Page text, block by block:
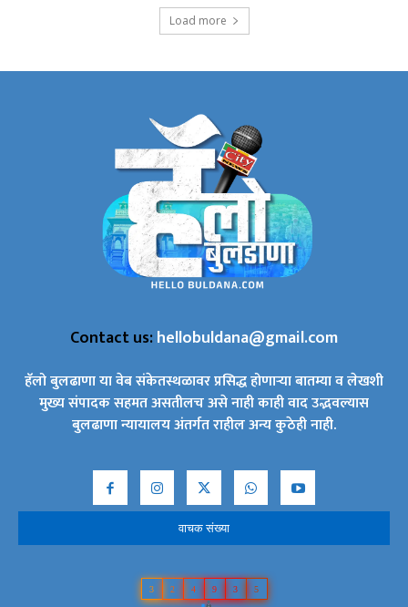
Load more
Contact us:hellobuldana@gmail.com
हॅलो बुलढाणा या वेब संकेतस्थळावर प्रसिद्ध होणाऱ्या बातम्या व लेखशी
मुख्य संपादक सहमत असतीलच असे नाही काही वाद उद्भवल्यास
बुलढाणा न्यायालय अंतर्गत राहील अन्य कुठेही नाही.
वाचक संख्या
3 2 4 9 3 5